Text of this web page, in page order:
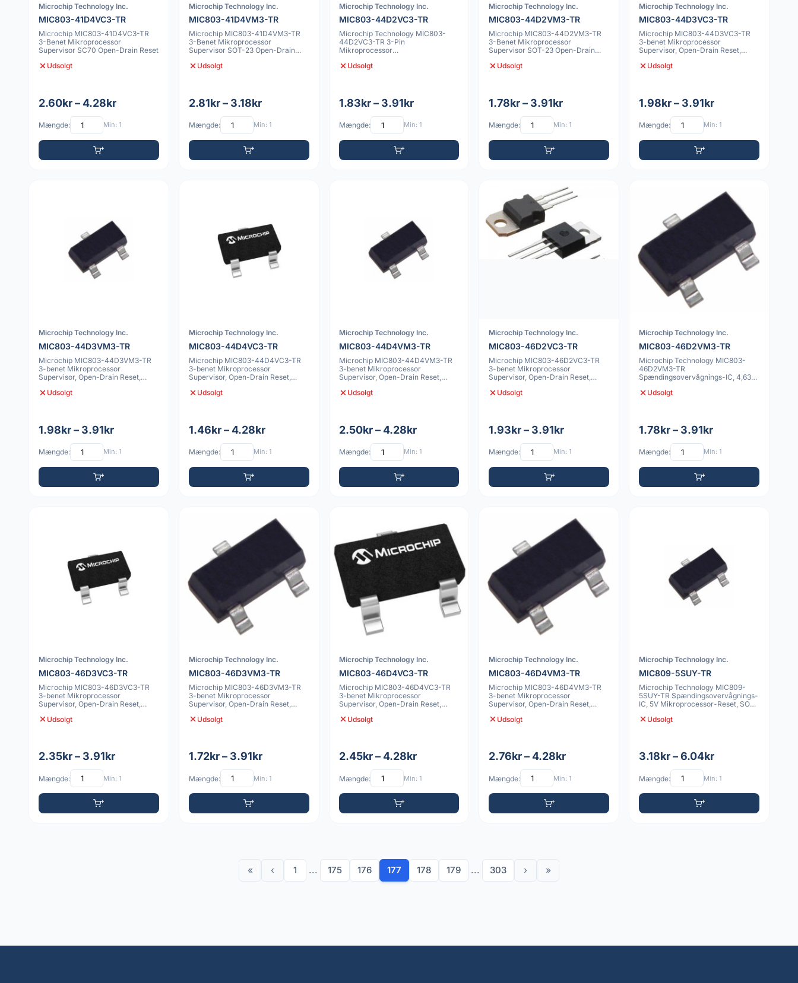
Microchip Technology Inc.
MIC803-41D4VC3-TR
Microchip MIC803-41D4VC3-TR
3-Benet Mikroprocessor
Supervisor SC70 Open-Drain Reset
Udsolgt
2.60kr – 4.28kr
Mængde: Min: 1
Microchip Technology Inc.
MIC803-41D4VM3-TR
Microchip MIC803-41D4VM3-TR
3-Benet Mikroprocessor
Supervisor SOT-23 Open-Drain
Udsolgt
2.81kr – 3.18kr
Mængde: Min: 1
Microchip Technology Inc.
MIC803-44D2VC3-TR
Microchip Technology MIC803-
44D2VC3-TR 3-Pin
Mikroprocessor
Reset,
Udsolgt
1.83kr – 3.91kr
Mængde: Min: 1
Microchip Technology Inc.
MIC803-44D2VM3-TR
Microchip MIC803-44D2VM3-TR
3-Benet Mikroprocessor
Supervisor SOT-23 Open-Drain
Udsolgt
1.78kr – 3.91kr
Mængde: Min: 1
Microchip Technology Inc.
MIC803-44D3VC3-TR
Microchip MIC803-44D3VC3-TR
3-benet Mikroprocessor
Supervisor, Open-Drain Reset,
Udsolgt
1.98kr – 3.91kr
Mængde: Min: 1
Microchip Technology Inc.
MIC803-44D3VM3-TR
Microchip MIC803-44D3VM3-TR
3-benet Mikroprocessor
Supervisor, Open-Drain Reset,
Udsolgt
1.98kr – 3.91kr
Mængde: Min: 1
Microchip Technology Inc.
MIC803-44D4VC3-TR
Microchip MIC803-44D4VC3-TR
3-benet Mikroprocessor
Supervisor, Open-Drain Reset,
Udsolgt
1.46kr – 4.28kr
Mængde: Min: 1
Microchip Technology Inc.
MIC803-44D4VM3-TR
Microchip MIC803-44D4VM3-TR
3-benet Mikroprocessor
Supervisor, Open-Drain Reset,
Udsolgt
2.50kr – 4.28kr
Mængde: Min: 1
Microchip Technology Inc.
MIC803-46D2VC3-TR
Microchip MIC803-46D2VC3-TR
3-benet Mikroprocessor
Supervisor, Open-Drain Reset,
Udsolgt
1.93kr – 3.91kr
Mængde: Min: 1
Microchip Technology Inc.
MIC803-46D2VM3-TR
Microchip Technology MIC803-
46D2VM3-TR
Spændingsovervågnings-IC, 4,63V
Udsolgt
1.78kr – 3.91kr
Mængde: Min: 1
Microchip Technology Inc.
MIC803-46D3VC3-TR
Microchip MIC803-46D3VC3-TR
3-benet Mikroprocessor
Supervisor, Open-Drain Reset,
Udsolgt
2.35kr – 3.91kr
Mængde: Min: 1
Microchip Technology Inc.
MIC803-46D3VM3-TR
Microchip MIC803-46D3VM3-TR
3-benet Mikroprocessor
Supervisor, Open-Drain Reset,
Udsolgt
1.72kr – 3.91kr
Mængde: Min: 1
Microchip Technology Inc.
MIC803-46D4VC3-TR
Microchip MIC803-46D4VC3-TR
3-benet Mikroprocessor
Supervisor, Open-Drain Reset,
Udsolgt
2.45kr – 4.28kr
Mængde: Min: 1
Microchip Technology Inc.
MIC803-46D4VM3-TR
Microchip MIC803-46D4VM3-TR
3-benet Mikroprocessor
Supervisor, Open-Drain Reset,
Udsolgt
2.76kr – 4.28kr
Mængde: Min: 1
Microchip Technology Inc.
MIC809-5SUY-TR
Microchip Technology MIC809-
5SUY-TR Spændingsovervågnings-
IC, 5V Mikroprocessor-Reset, SOT-
Udsolgt
3.18kr – 6.04kr
Mængde: Min: 1
« ‹ 1 ... 175 176 177 178 179 ... 303 › »